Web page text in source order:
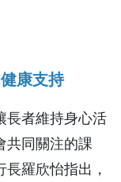
康支持
長者維持身心活
共同關注的課
羅欣怡指出，